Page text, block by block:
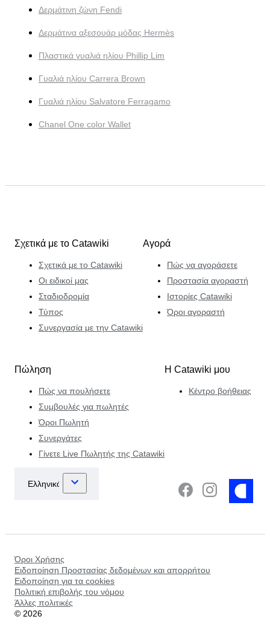
Δερμάτινη ζώνη Fendi
Δερμάτινα αξεσουάρ μόδας Hermès
Πλαστικά γυαλιά ηλίου Phillip Lim
Γυαλιά ηλίου Carrera Brown
Γυαλιά ηλίου Salvatore Ferragamo
Chanel One color Wallet
Σχετικά με το Catawiki
Σχετικά με το Catawiki
Οι ειδικοί μας
Σταδιοδρομία
Τύπος
Συνεργασία με την Catawiki
Αγορά
Πώς να αγοράσετε
Προστασία αγοραστή
Ιστορίες Catawiki
Όροι αγοραστή
Πώληση
Πώς να πουλήσετε
Συμβουλές για πωλητές
Όροι Πωλητή
Συνεργάτες
Γίνετε Live Πωλητής της Catawiki
Η Catawiki μου
Κέντρο βοήθειας
Όροι Χρήσης
Ειδοποίηση Προστασίας δεδομένων και απορρήτου
Ειδοποίηση για τα cookies
Πολιτική επιβολής του νόμου
Άλλες πολιτικές
© 2026